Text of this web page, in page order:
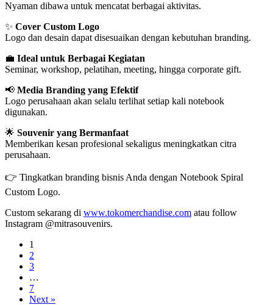
Nyaman dibawa untuk mencatat berbagai aktivitas.
✨ Cover Custom Logo
Logo dan desain dapat disesuaikan dengan kebutuhan branding.
💼 Ideal untuk Berbagai Kegiatan
Seminar, workshop, pelatihan, meeting, hingga corporate gift.
📢 Media Branding yang Efektif
Logo perusahaan akan selalu terlihat setiap kali notebook
digunakan.
🌟 Souvenir yang Bermanfaat
Memberikan kesan profesional sekaligus meningkatkan citra
perusahaan.
👉 Tingkatkan branding bisnis Anda dengan Notebook Spiral
Custom Logo.
Custom sekarang di www.tokomerchandise.com atau follow
Instagram @mitrasouvenirs.
1
2
3
…
7
Next »